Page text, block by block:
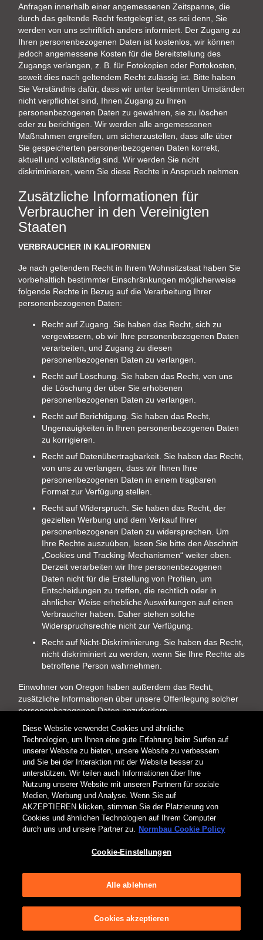
Anfragen innerhalb einer angemessenen Zeitspanne, die
durch das geltende Recht festgelegt ist, es sei denn, Sie
werden von uns schriftlich anders informiert. Der Zugang zu
Ihren personenbezogenen Daten ist kostenlos, wir können
jedoch angemessene Kosten für die Bereitstellung des
Zugangs verlangen, z. B. für Fotokopien oder Portokosten,
soweit dies nach geltendem Recht zulässig ist. Bitte haben
Sie Verständnis dafür, dass wir unter bestimmten Umständen
nicht verpflichtet sind, Ihnen Zugang zu Ihren
personenbezogenen Daten zu gewähren, sie zu löschen
oder zu berichtigen. Wir werden alle angemessenen
Maßnahmen ergreifen, um sicherzustellen, dass alle über
Sie gespeicherten personenbezogenen Daten korrekt,
aktuell und vollständig sind. Wir werden Sie nicht
diskriminieren, wenn Sie diese Rechte in Anspruch nehmen.
Zusätzliche Informationen für
Verbraucher in den Vereinigten
Staaten
VERBRAUCHER IN KALIFORNIEN
Je nach geltendem Recht in Ihrem Wohnsitzstaat haben Sie
vorbehaltlich bestimmter Einschränkungen möglicherweise
folgende Rechte in Bezug auf die Verarbeitung Ihrer
personenbezogenen Daten:
Recht auf Zugang. Sie haben das Recht, sich zu
vergewissern, ob wir Ihre personenbezogenen Daten
verarbeiten, und Zugang zu diesen
personenbezogenen Daten zu verlangen.
Recht auf Löschung. Sie haben das Recht, von uns
die Löschung der über Sie erhobenen
personenbezogenen Daten zu verlangen.
Recht auf Berichtigung. Sie haben das Recht,
Ungenauigkeiten in Ihren personenbezogenen Daten
zu korrigieren.
Recht auf Datenübertragbarkeit. Sie haben das Recht,
von uns zu verlangen, dass wir Ihnen Ihre
personenbezogenen Daten in einem tragbaren
Format zur Verfügung stellen.
Recht auf Widerspruch. Sie haben das Recht, der
gezielten Werbung und dem Verkauf Ihrer
personenbezogenen Daten zu widersprechen. Um
Ihre Rechte auszuüben, lesen Sie bitte den Abschnitt
„Cookies und Tracking-Mechanismen“ weiter oben.
Derzeit verarbeiten wir Ihre personenbezogenen
Daten nicht für die Erstellung von Profilen, um
Entscheidungen zu treffen, die rechtlich oder in
ähnlicher Weise erhebliche Auswirkungen auf einen
Verbraucher haben. Daher stehen solche
Widerspruchsrechte nicht zur Verfügung.
Recht auf Nicht-Diskriminierung. Sie haben das Recht,
nicht diskriminiert zu werden, wenn Sie Ihre Rechte als
betroffene Person wahrnehmen.
Einwohner von Oregon haben außerdem das Recht,
zusätzliche Informationen über unsere Offenlegung solcher
personenbezogenen Daten anzufordern.
Anträge auf Ausübung Ihrer Rechte können eingereicht
werden, indem Sie: (i) auf den untenstehenden Link „DSR
einreichen“ („Rechte der betroffenen Person“) klicken; (ii)
uns eine E-Mail mit Ihrem Antrag an
dataprivacy@allegion.comsenden; oder (iii) uns telefonisch
unter 1-877-671-7011 kontaktieren. Bitte halten Sie Ihren
Vor- und Nachnamen sowie Ihre E-Mail-Adresse bereit, die
mit den bei uns gespeicherten Daten übereinstimmen.
Wenn wir nicht in der Lage sind, Ihre Identität allein auf der
zusätzliche Angaben verlangen.
die in den oben genannten Bundesstaaten ansässig sind,
wie gesetzlich vorgeschrieben antworten. Wenn uns eine
Überprüfung Ihrer Identität nicht möglich ist, können wir Ihre
Anfrage ablehnen und Ihnen eine Mitteilung zukommen
lassen, in der wir unsere Entscheidung zur Ablehnung Ihrer
Diese Website verwendet Cookies und ähnliche
Technologien, um Ihnen eine gute Erfahrung beim Surfen auf
unserer Website zu bieten, unsere Website zu verbessern
und Sie bei der Interaktion mit der Website besser zu
unterstützen. Wir teilen auch Informationen über Ihre
Nutzung unserer Website mit unseren Partnern für soziale
Medien, Werbung und Analyse. Wenn Sie auf
AKZEPTIEREN klicken, stimmen Sie der Platzierung von
Cookies und ähnlichen Technologien auf Ihrem Computer
durch uns und unsere Partner zu. Normbau Cookie Policy
Cookie-Einstellungen
Alle ablehnen
Cookies akzeptieren